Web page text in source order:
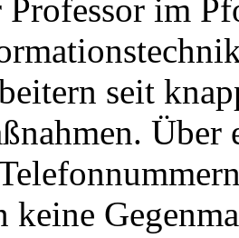
Professor im
seit
Über
keine